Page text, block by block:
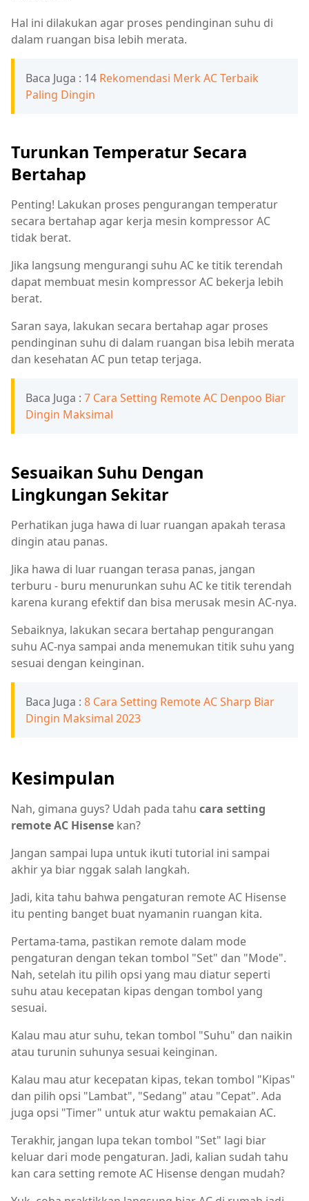
Hal ini dilakukan agar proses pendinginan suhu di
dalam ruangan bisa lebih merata.
Baca Juga : 14 Rekomendasi Merk AC Terbaik
Paling Dingin
Turunkan Temperatur Secara
Bertahap
Penting! Lakukan proses pengurangan temperatur
secara bertahap agar kerja mesin kompressor AC
tidak berat.
Jika langsung mengurangi suhu AC ke titik terendah
dapat membuat mesin kompressor AC bekerja lebih
berat.
Saran saya, lakukan secara bertahap agar proses
pendinginan suhu di dalam ruangan bisa lebih merata
dan kesehatan AC pun tetap terjaga.
Baca Juga : 7 Cara Setting Remote AC Denpoo Biar
Dingin Maksimal
Sesuaikan Suhu Dengan
Lingkungan Sekitar
Perhatikan juga hawa di luar ruangan apakah terasa
dingin atau panas.
Jika hawa di luar ruangan terasa panas, jangan
terburu - buru menurunkan suhu AC ke titik terendah
karena kurang efektif dan bisa merusak mesin AC-nya.
Sebaiknya, lakukan secara bertahap pengurangan
suhu AC-nya sampai anda menemukan titik suhu yang
sesuai dengan keinginan.
Baca Juga : 8 Cara Setting Remote AC Sharp Biar
Dingin Maksimal 2023
Kesimpulan
Nah, gimana guys? Udah pada tahu cara setting
remote AC Hisense kan?
Jangan sampai lupa untuk ikuti tutorial ini sampai
akhir ya biar nggak salah langkah.
Jadi, kita tahu bahwa pengaturan remote AC Hisense
itu penting banget buat nyamanin ruangan kita.
Pertama-tama, pastikan remote dalam mode
pengaturan dengan tekan tombol "Set" dan "Mode".
Nah, setelah itu pilih opsi yang mau diatur seperti
suhu atau kecepatan kipas dengan tombol yang
sesuai.
Kalau mau atur suhu, tekan tombol "Suhu" dan naikin
atau turunin suhunya sesuai keinginan.
Kalau mau atur kecepatan kipas, tekan tombol "Kipas"
dan pilih opsi "Lambat", "Sedang" atau "Cepat". Ada
juga opsi "Timer" untuk atur waktu pemakaian AC.
Terakhir, jangan lupa tekan tombol "Set" lagi biar
keluar dari mode pengaturan. Jadi, kalian sudah tahu
kan cara setting remote AC Hisense dengan mudah?